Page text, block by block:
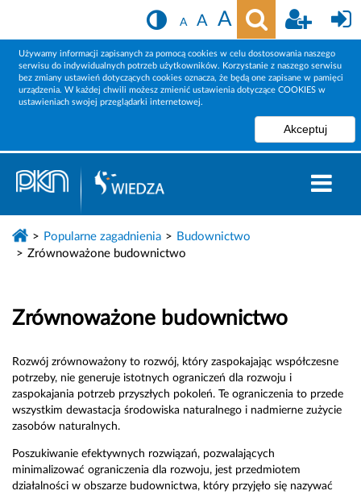
A
A
A
Używamy informacji zapisanych za pomocą cookies w celu dostosowania naszego
serwisu do indywidualnych potrzeb użytkowników. Korzystanie z naszego serwisu
bez zmiany ustawień dotyczących cookies oznacza, że będą one zapisane w pamięci
urządzenia. W każdej chwili możesz zmienić ustawienia dotyczące COOKIES w
ustawieniach swojej przeglądarki internetowej.
Popularne zagadnienia
Budownictwo
Zrównoważone budownictwo
Zrównoważone budownictwo
Rozwój zrównoważony to rozwój, który zaspokajając współczesne
potrzeby, nie generuje istotnych ograniczeń dla rozwoju i
zaspokajania potrzeb przyszłych pokoleń. Te ograniczenia to przede
wszystkim dewastacja środowiska naturalnego i nadmierne zużycie
zasobów naturalnych.
Poszukiwanie efektywnych rozwiązań, pozwalających
minimalizować ograniczenia dla rozwoju, jest przedmiotem
działalności w obszarze budownictwa, który przyjęło się nazywać